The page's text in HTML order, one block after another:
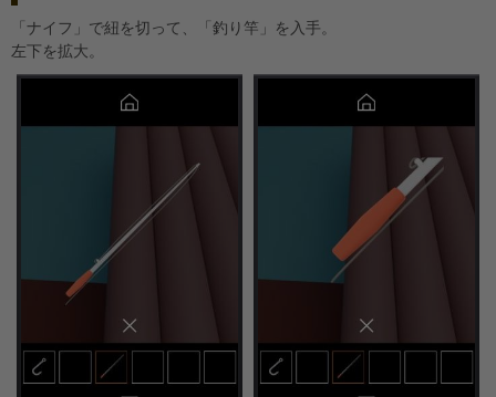
「ナイフ」で紐を切って、「釣り竿」を入手。
左下を拡大。